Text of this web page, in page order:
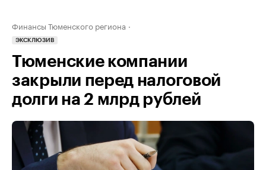
Финансы Тюменского региона
ЭКСКЛЮЗИВ
Тюменские компании
закрыли перед налоговой
долги на 2 млрд рублей